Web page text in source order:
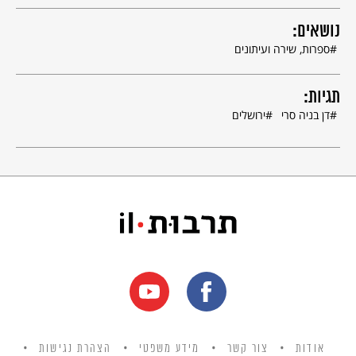
נושאים קשורים: יצירות מקור [טקסט] | יצירות – העת החדשה
נושאים:
ספרות, שירה ועיתונים
תגיות:
דן בניה סרי ירושלים
אודות צור קשר מידע משפטי הצהרת נגישות